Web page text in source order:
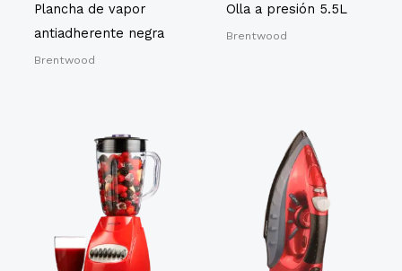
Plancha de vapor
antiadherente negra
Brentwood
Olla a presión 5.5L
Brentwood